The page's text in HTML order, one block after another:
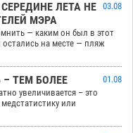
ЛЕТА НЕ
МЭРА
03.08
— каким он был в этот
на месте — пляж
ТЕМ БОЛЕЕ
01.08
увеличивается – это
или